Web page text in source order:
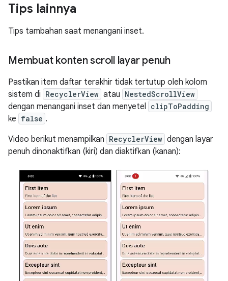
Tips lainnya
Tips tambahan saat menangani inset.
Membuat konten scroll layar penuh
Pastikan item daftar terakhir tidak tertutup oleh kolom
sistem di RecyclerView atau NestedScrollView
dengan menangani inset dan menyetel clipToPadding
ke false .
Video berikut menampilkan RecyclerView dengan layar
penuh dinonaktifkan (kiri) dan diaktifkan (kanan):